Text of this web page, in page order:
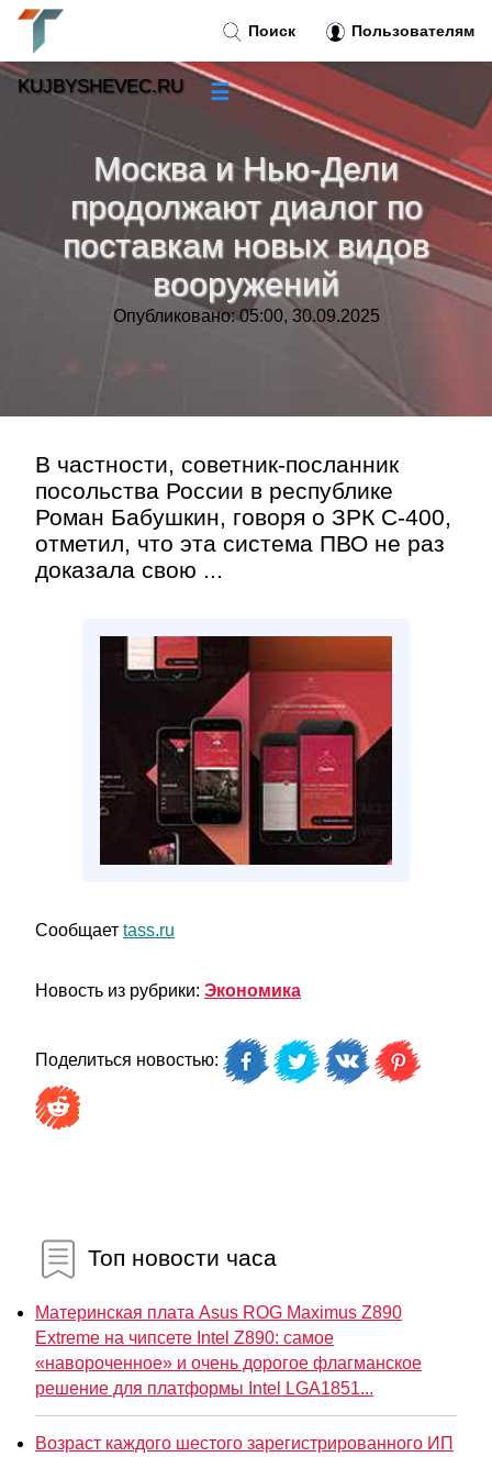
Москва и Нью-Дели
продолжают диалог по
поставкам новых видов
вооружений
Опубликовано: 05:00, 30.09.2025
В частности, советник-посланник
посольства России в республике
Роман Бабушкин, говоря о ЗРК С-400,
отметил, что эта система ПВО не раз
доказала свою ...
Сообщает tass.ru
Новость из рубрики: Экономика
Поделиться новостью:
Топ новости часа
Материнская плата Asus ROG Maximus Z890
Extreme на чипсете Intel Z890: самое
«навороченное» и очень дорогое флагманское
решение для платформы Intel LGA1851...
Возраст каждого шестого зарегистрированного ИП
Поиск Пользователям
KUJBYSHEVEC.RU ☰
Новости
Тренды новостей»
Рубрики»
»